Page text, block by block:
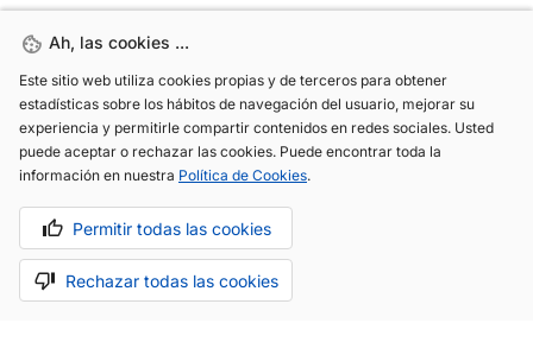
Ah, las cookies ...
Este sitio web utiliza cookies propias y de terceros para obtener
estadísticas sobre los hábitos de navegación del usuario, mejorar su
experiencia y permitirle compartir contenidos en redes sociales. Usted
puede aceptar o rechazar las cookies. Puede encontrar toda la
información en nuestra Política de Cookies.
Permitir todas las cookies
Rechazar todas las cookies
Ah, las cookies ...
Este sitio web utiliza cookies propias y de terceros para obtener
estadísticas sobre los hábitos de navegación del usuario, mejorar su
experiencia y permitirle compartir contenidos en redes sociales. Usted
puede aceptar o rechazar las cookies. Puede encontrar toda la
información en nuestra Política de Cookies.
Permitir todas las cookies
Rechazar todas las cookies